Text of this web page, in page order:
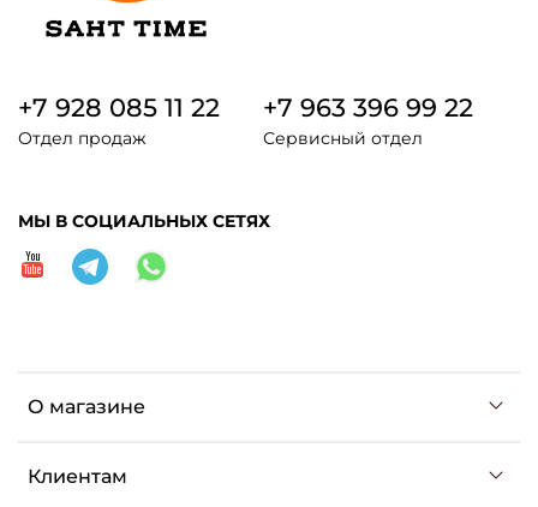
О магазине
Клиентам
+7 928 085 11 22
Отдел продаж
+7 963 396 99 22
Сервисный отдел
МЫ В СОЦИАЛЬНЫХ СЕТЯХ